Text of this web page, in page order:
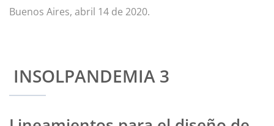
Buenos Aires, abril 14 de 2020.
INSOLPANDEMIA 3